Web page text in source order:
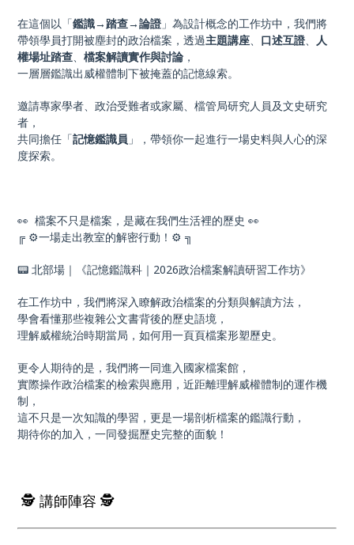
在這個以「鑑識→踏查→論證 」為設計概念的工作坊中，我們將
帶領學員打開被塵封的政治檔案，透過主題講座、 口述互證、 人
權場址踏查、檔案解讀實作與討論 ，
一層層鑑識出威權體制下被掩蓋的記憶線索。
邀請專家學者、政治受難者或家屬、檔管局研究人員及文史研究
者，
共同擔任「記憶鑑識員 」，帶領你一起進行一場史料與人心的深
度探索。
👀 檔案不只是檔案，是藏在我們生活裡的歷史 👀
╔ ⚙️一場走出教室的解密行動！⚙️ ╗
📟 北部場｜《記憶鑑識科｜2026政治檔案解讀研習工作坊》
在工作坊中，我們將深入瞭解政治檔案的分類與解讀方法，
學會看懂那些複雜公文書背後的歷史語境，
理解威權統治時期當局，如何用一頁頁檔案形塑歷史。
更令人期待的是，我們將一同進入國家檔案館，
實際操作政治檔案的檢索與應用，近距離理解威權體制的運作機
制，
這不只是一次知識的學習，更是一場剖析檔案的鑑識行動，
期待你的加入，一同發掘歷史完整的面貌！
🕵️ 講師陣容 🕵️